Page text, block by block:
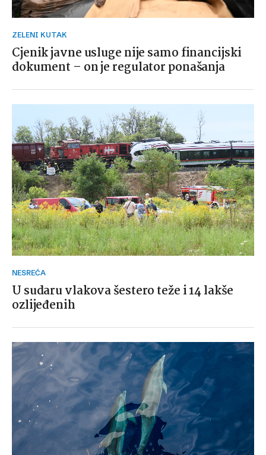
ZELENI KUTAK
Cjenik javne usluge nije samo financijski
dokument – on je regulator ponašanja
NESREĆA
U sudaru vlakova šestero teže i 14 lakše
ozlijeđenih